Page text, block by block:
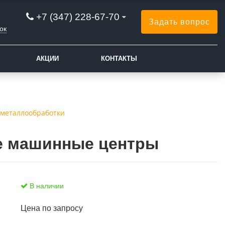
+7 (347) 228-67-70 Задать вопрос
АКЦИИ КОНТАКТЫ
машинные центры
В наличии
Цена по запросу